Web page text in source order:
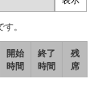
。
開始
時間
終了
時間
残
席